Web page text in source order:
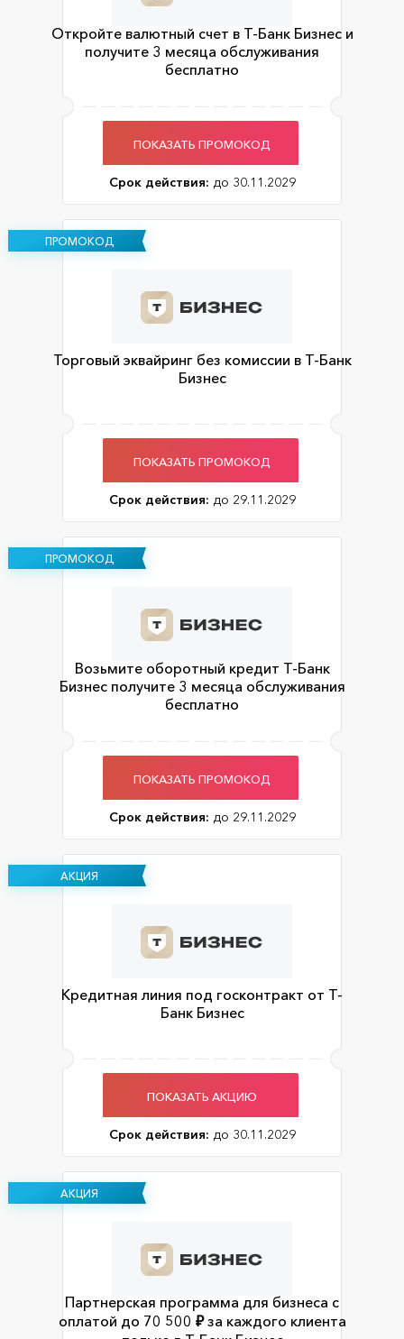
Откройте валютный счет в Т-Банк Бизнес и
получите 3 месяца обслуживания
бесплатно
ПОКАЗАТЬ ПРОМОКОД
Срок действия: до 30.11.2029
ПРОМОКОД
Торговый эквайринг без комиссии в Т-Банк
Бизнес
ПОКАЗАТЬ ПРОМОКОД
Срок действия: до 29.11.2029
ПРОМОКОД
Возьмите оборотный кредит Т-Банк
Бизнес получите 3 месяца обслуживания
бесплатно
ПОКАЗАТЬ ПРОМОКОД
Срок действия: до 29.11.2029
АКЦИЯ
Кредитная линия под госконтракт от Т-
Банк Бизнес
ПОКАЗАТЬ АКЦИЮ
Срок действия: до 30.11.2029
АКЦИЯ
Партнерская программа для бизнеса с
оплатой до 70 500 ₽ за каждого клиента